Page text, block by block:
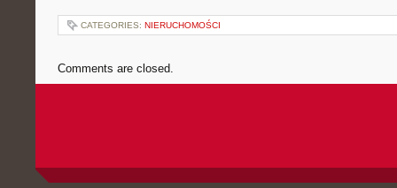
CATEGORIES: NIERUCHOMOŚCI
Comments are closed.